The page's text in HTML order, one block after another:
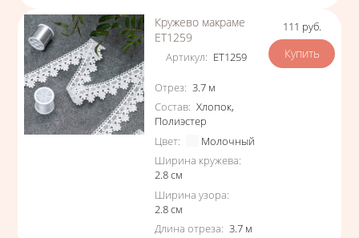
Кружево макраме
ЕТ1259
Артикул: ЕТ1259
Характеристики
Отрез: 3.7 м
Состав: Хлопок,
Полиэстер
Цвет:
Молочный
Ширина кружева:
2.8см
Ширина узора:
2.8см
Длина отреза: 3.7 м
Цена
111 руб.